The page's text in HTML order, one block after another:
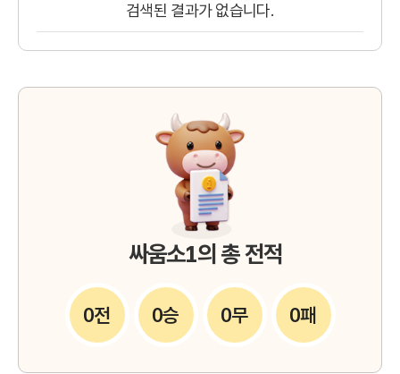
검색된 결과가 없습니다.
싸움소1의 총 전적
0전 0승 0무 0패